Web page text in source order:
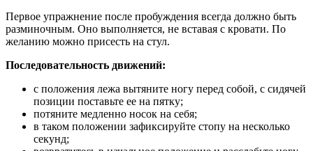
Первое упражнение после пробуждения всегда должно быть
разминочным. Оно выполняется, не вставая с кровати. По
желанию можно присесть на стул.
Последовательность движений:
с положения лежа вытяните ногу перед собой, с сидячей
позиции поставьте ее на пятку;
потяните медленно носок на себя;
в таком положении зафиксируйте стопу на несколько
секунд;